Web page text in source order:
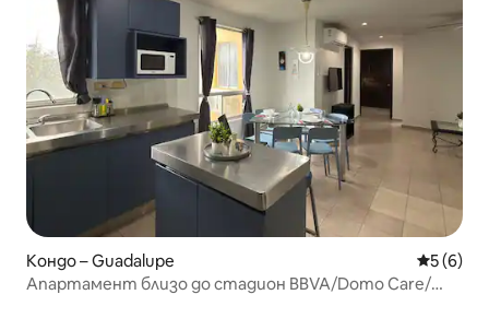
Кондо – Guadalupe Средна
5 (6)
Апартамент близо до стадион BBVA/Domo Care/